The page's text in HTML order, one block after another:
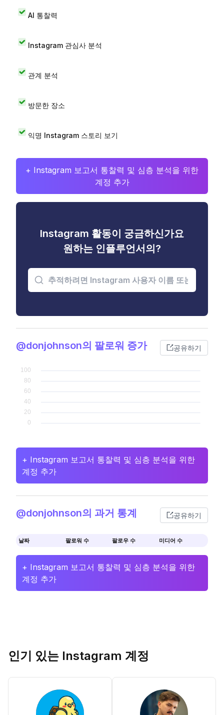
AI 통찰력
Instagram 관심사 분석
관계 분석
방문한 장소
익명 Instagram 스토리 보기
+ Instagram 보고서 통찰력 및 심층 분석을 위한
계정 추가
Instagram 활동이 궁금하신가요
원하는 인플루언서의?
@donjohnson의 팔로워 증가 공유하기
+ Instagram 보고서 통찰력 및 심층 분석을 위한
계정 추가
@donjohnson의 과거 통계 공유하기
날짜 팔로워 수 팔로우 수 미디어 수
+ Instagram 보고서 통찰력 및 심층 분석을 위한
계정 추가
인기 있는 Instagram 계정